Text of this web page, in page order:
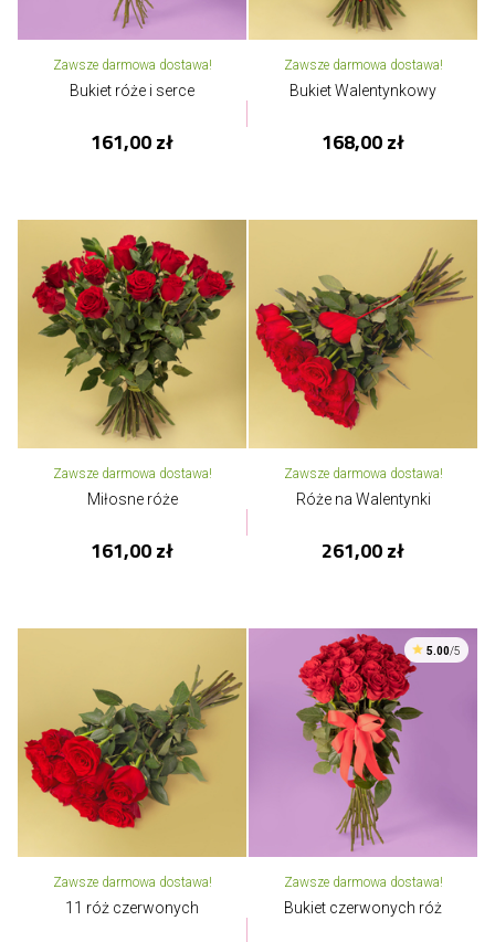
Zawsze darmowa dostawa!
Bukiet róże i serce
161,00 zł
Zawsze darmowa dostawa!
Bukiet Walentynkowy
168,00 zł
Zawsze darmowa dostawa!
Miłosne róże
161,00 zł
Zawsze darmowa dostawa!
Róże na Walentynki
261,00 zł
Zawsze darmowa dostawa!
11 róż czerwonych
5.00/5
Zawsze darmowa dostawa!
Bukiet czerwonych róż